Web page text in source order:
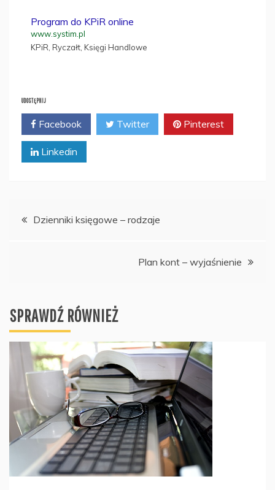
Program do KPiR online
www.systim.pl
KPiR, Ryczałt, Księgi Handlowe
UDOSTĘPNIJ
Facebook Twitter Pinterest
Linkedin
Nawigacja
Dzienniki księgowe – rodzaje
Plan kont – wyjaśnienie
SPRAWDŹ RÓWNIEŻ